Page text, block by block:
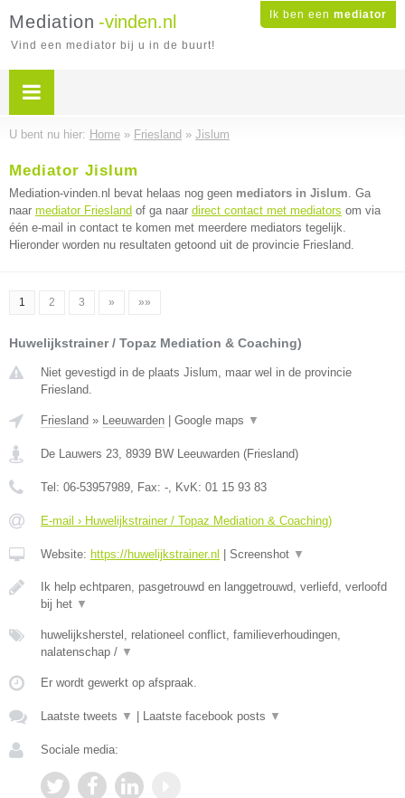
Ik ben een mediator
Mediation -vinden.nl
Vind een mediator bij u in de buurt!
U bent nu hier: Home » Friesland » Jislum
Mediator Jislum
Mediation-vinden.nl bevat helaas nog geen mediators in Jislum. Ga
naar mediator Friesland of ga naar direct contact met mediators om via
één e-mail in contact te komen met meerdere mediators tegelijk.
Hieronder worden nu resultaten getoond uit de provincie Friesland.
1 2 3 » »»
Huwelijkstrainer / Topaz Mediation & Coaching)
Niet gevestigd in de plaats Jislum, maar wel in de provincie
Friesland.
Friesland » Leeuwarden Google maps ▼
De Lauwers 23, 8939 BW Leeuwarden (Friesland)
Tel: 06-53957989, Fax: -, KvK: 01 15 93 83
E-mail › Huwelijkstrainer / Topaz Mediation & Coaching)
Website: https://huwelijkstrainer.nl Screenshot ▼
Ik help echtparen, pasgetrouwd en langgetrouwd, verliefd, verloofd
bij het ▼
huwelijksherstel, relationeel conflict, familieverhoudingen,
nalatenschap / ▼
Er wordt gewerkt op afspraak.
Laatste tweets ▼ Laatste facebook posts ▼
Sociale media: